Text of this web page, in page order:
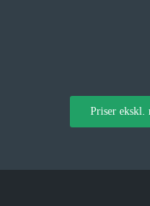
Priser ekskl.